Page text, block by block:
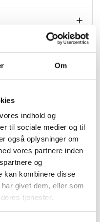
Om
indhold og
til sociale medier og til
også oplysninger om
vores partnere inden
og
kan kombinere disse
givet dem, eller som
tjenester.
PARADOR
2200x235x8
integreret – kan derfor
monteres uden underlag
3.102 / 6 planker
Livstid bolig